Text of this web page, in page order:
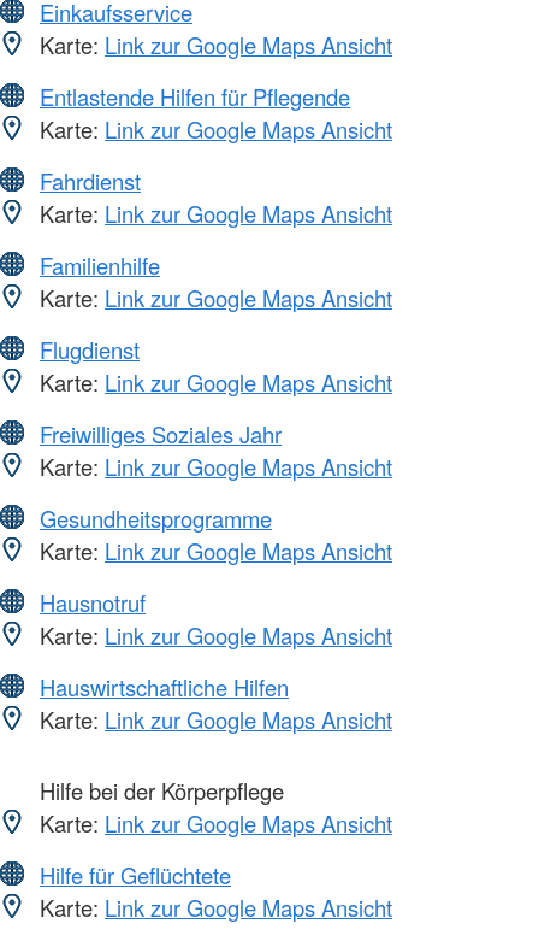
Einkaufsservice
Karte: Link zur Google Maps Ansicht
Entlastende Hilfen für Pflegende
Karte: Link zur Google Maps Ansicht
Fahrdienst
Karte: Link zur Google Maps Ansicht
Familienhilfe
Karte: Link zur Google Maps Ansicht
Flugdienst
Karte: Link zur Google Maps Ansicht
Freiwilliges Soziales Jahr
Karte: Link zur Google Maps Ansicht
Gesundheitsprogramme
Karte: Link zur Google Maps Ansicht
Hausnotruf
Karte: Link zur Google Maps Ansicht
Hauswirtschaftliche Hilfen
Karte: Link zur Google Maps Ansicht
Hilfe bei der Körperpflege
Karte: Link zur Google Maps Ansicht
Hilfe für Geflüchtete
Karte: Link zur Google Maps Ansicht